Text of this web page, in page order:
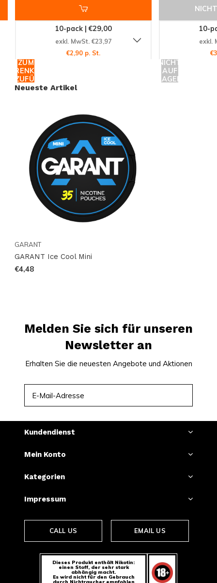
Kombination aus Stärke und Frische. Nutzen Sie die
Gelegenheit, Ihre neuen Favoriten zu entdecken und
genießen Sie die Bequemlichkeit des Online-
Shoppings mit einer der weltweit führenden
Plattformen. Bestellen Sie jetzt und sichern Sie sich
Ihr erfrischendes Nikotinerlebnis!
10-pack | €29,00
exkl. MwSt. €23,97
€2,90 p. St.
ZUM
WARENKORB
HINZUFÜGEN
10-
exkl.
NICHT
AUF
LAGER
Neueste Artikel
GARANT
GARANT Ice Cool Mini
€4,48
Melden Sie sich für unseren
Newsletter an
Erhalten Sie die neuesten Angebote und Aktionen
Kundendienst
Mein Konto
Kategorien
Impressum
CALL US EMAIL US
Dieses Produkt enthält Nikotin:
einen Stoff, der sehr stark
abhängig macht.
Es wird nicht für den Gebrauch